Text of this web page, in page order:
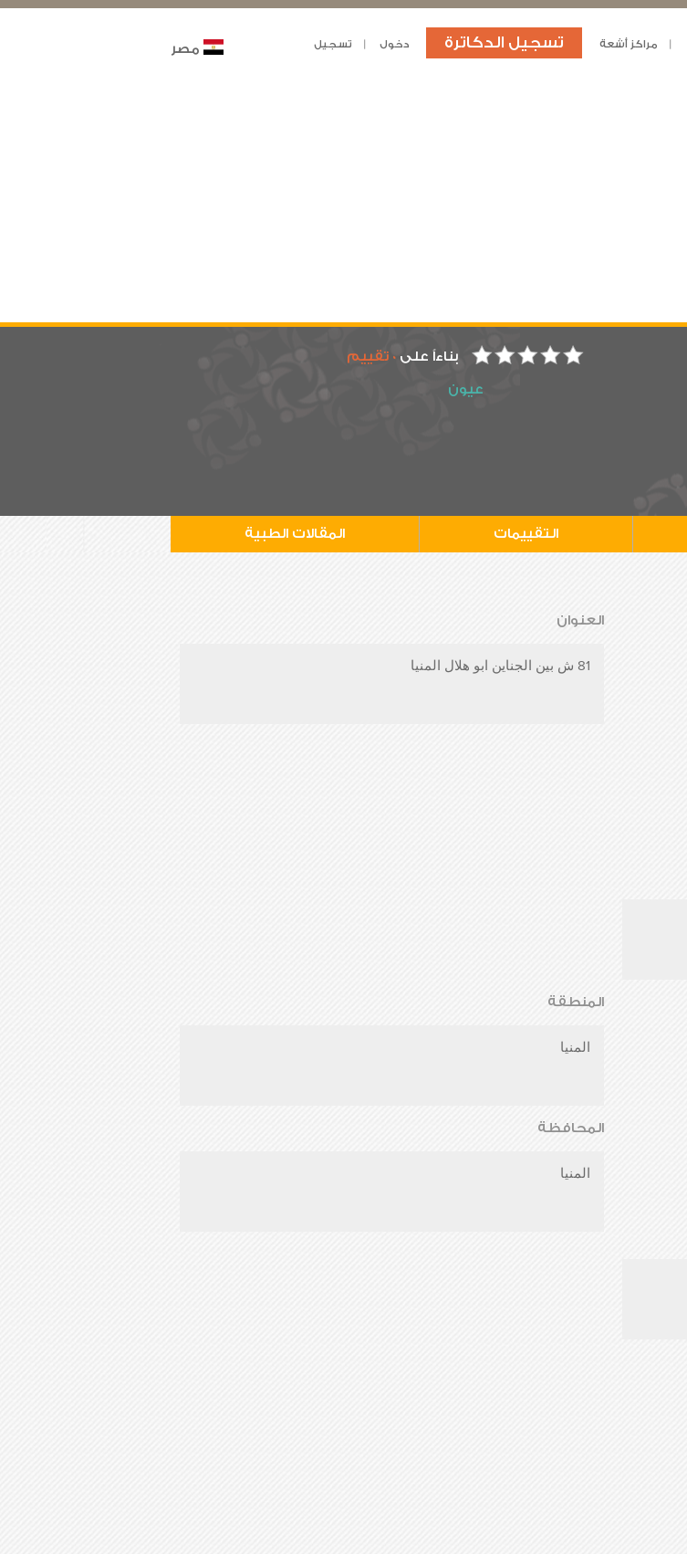
مراكز أشعة تسجيل الدكاترة دخول تسجيل مصر
بناءاً على0 تقييم
عيون
التقييمات المقالات الطبية
العنوان
81 ش بين الجناين ابو هلال المنيا
المنطقة
المنيا
المحافظة
المنيا